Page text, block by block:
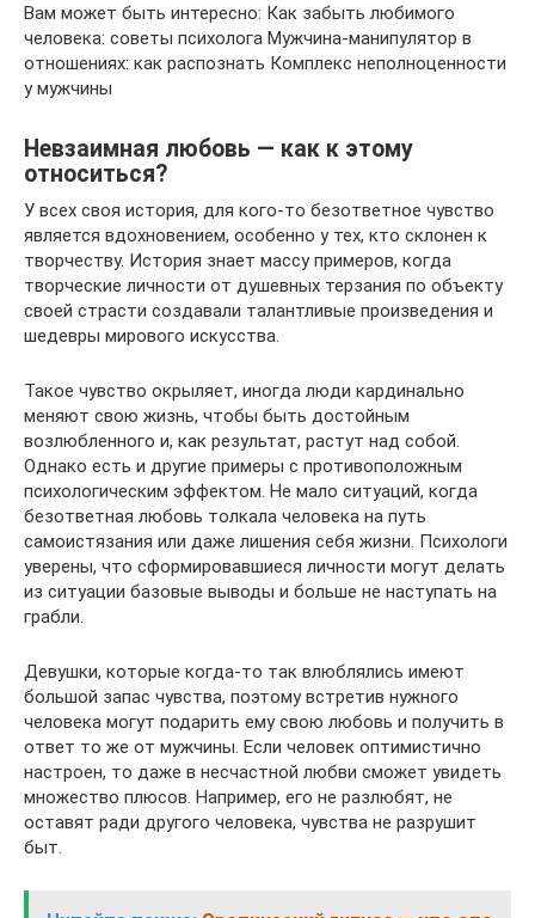
Вам может быть интересно: Как забыть любимого
человека: советы психолога Мужчина-манипулятор в
отношениях: как распознать Комплекс неполноценности
у мужчины
Невзаимная любовь — как к этому
относиться?
У всех своя история, для кого-то безответное чувство
является вдохновением, особенно у тех, кто склонен к
творчеству. История знает массу примеров, когда
творческие личности от душевных терзания по объекту
своей страсти создавали талантливые произведения и
шедевры мирового искусства.
Такое чувство окрыляет, иногда люди кардинально
меняют свою жизнь, чтобы быть достойным
возлюбленного и, как результат, растут над собой.
Однако есть и другие примеры с противоположным
психологическим эффектом. Не мало ситуаций, когда
безответная любовь толкала человека на путь
самоистязания или даже лишения себя жизни. Психологи
уверены, что сформировавшиеся личности могут делать
из ситуации базовые выводы и больше не наступать на
грабли.
Девушки, которые когда-то так влюблялись имеют
большой запас чувства, поэтому встретив нужного
человека могут подарить ему свою любовь и получить в
ответ то же от мужчины. Если человек оптимистично
настроен, то даже в несчастной любви сможет увидеть
множество плюсов. Например, его не разлюбят, не
оставят ради другого человека, чувства не разрушит
быт.